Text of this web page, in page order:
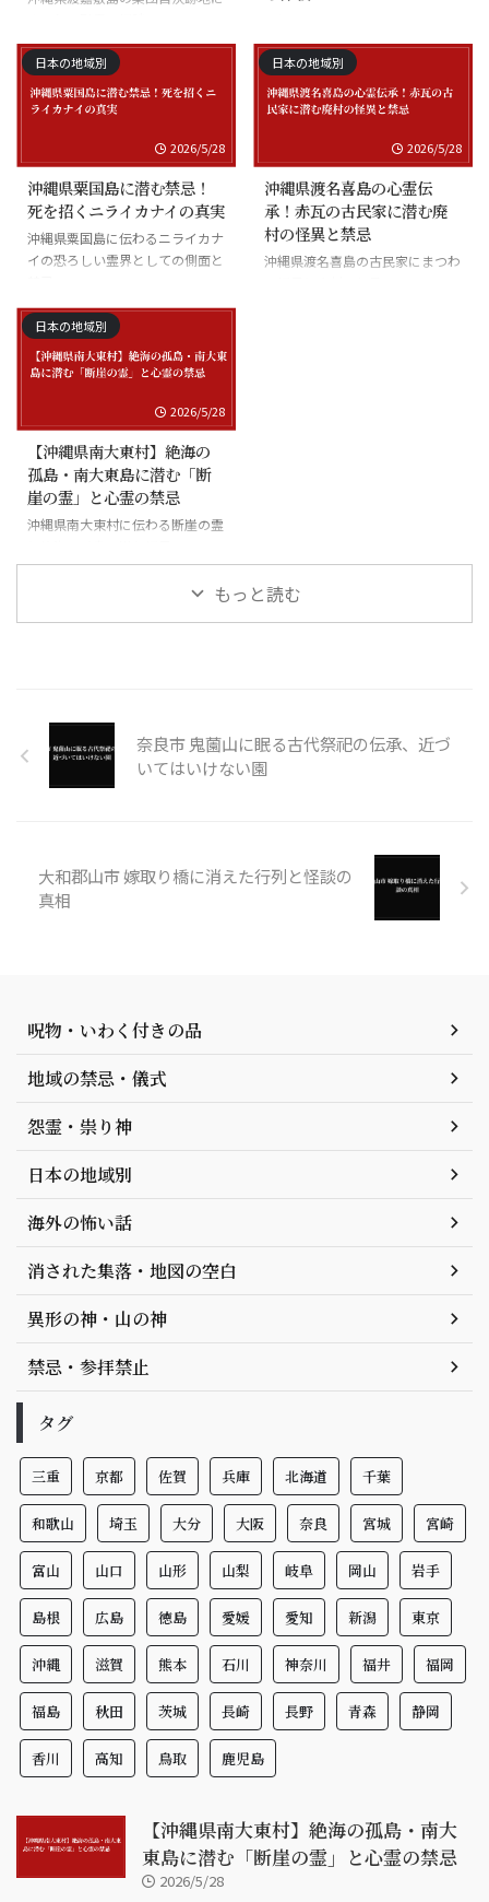
士の怪談
日本の地域別
2026/5/28
沖縄県粟国島に潜む禁忌！
死を招くニライカナイの真実
沖縄県粟国島に伝わるニライカナ
イの恐ろしい霊界としての側面と
日本の地域別
2026/5/28
沖縄県渡名喜島の心霊伝
承！赤瓦の古民家に潜む廃
村の怪異と禁忌
沖縄県渡名喜島の古民家にまつわ
日本の地域別
2026/5/28
【沖縄県南大東村】絶海の
孤島・南大東島に潜む「断
崖の霊」と心霊の禁忌
沖縄県南大東村に伝わる断崖の霊
もっと読む
奈良市 鬼薗山に眠る古代祭祀の伝承、近づ
いてはいけない園
大和郡山市 嫁取り橋に消えた行列と怪談の
真相
呪物・いわく付きの品
地域の禁忌・儀式
怨霊・祟り神
日本の地域別
海外の怖い話
消された集落・地図の空白
異形の神・山の神
禁忌・参拝禁止
タグ
三重 京都 佐賀 兵庫 北海道 千葉
和歌山 埼玉 大分 大阪 奈良 宮城 宮崎
富山 山口 山形 山梨 岐阜 岡山 岩手
島根 広島 徳島 愛媛 愛知 新潟 東京
沖縄 滋賀 熊本 石川 神奈川 福井 福岡
福島 秋田 茨城 長崎 長野 青森 静岡
香川 高知 鳥取 鹿児島
【沖縄県南大東村】絶海の孤島・南大
東島に潜む「断崖の霊」と心霊の禁忌
2026/5/28